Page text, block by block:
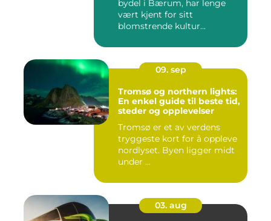
bydel i Bærum, har lenge
vært kjent for sitt
blomstrende kultur...
09. sep
Tromsø og northern lights:
En enkel guide til beste tid,
steder og opplevelser
Tromsø er et av verdens
tryggeste kort for å oppleve
nordlyset. Byen ligger midt
under ...
03. aug